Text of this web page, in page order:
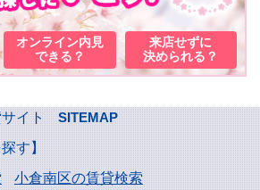
オンライン内見
できる？
来店せずに
決められる？
イト
SITEMAP
す】
小倉南区の賃貸検索